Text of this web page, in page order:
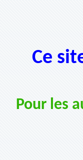
Ce
Pour les